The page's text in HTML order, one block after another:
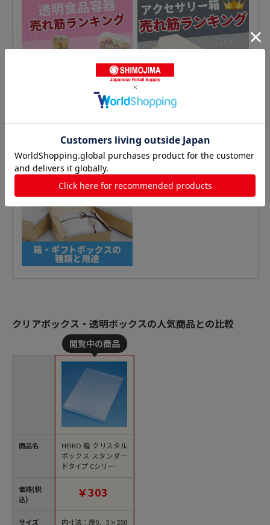
クリアボックス・透明ボックスの人気商品との比較
商品名
価格(税
込)
サイズ
HEIKO 箱 クリスタル
ボックス スタンダー
ドタイプ Cシリーズ C
-16 1個(ご注文単位5
￥303
内寸法：厚0．3×250